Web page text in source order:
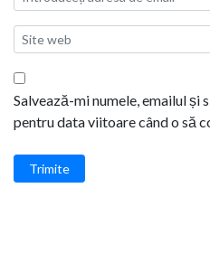
Salvează-mi numele, emailul și
pentru data viitoare când o să
Trimite